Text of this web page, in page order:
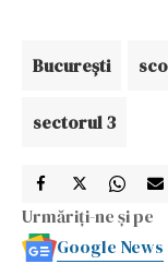
Bucureşti
sectorul 3
Urmăriți-ne și pe
Google News